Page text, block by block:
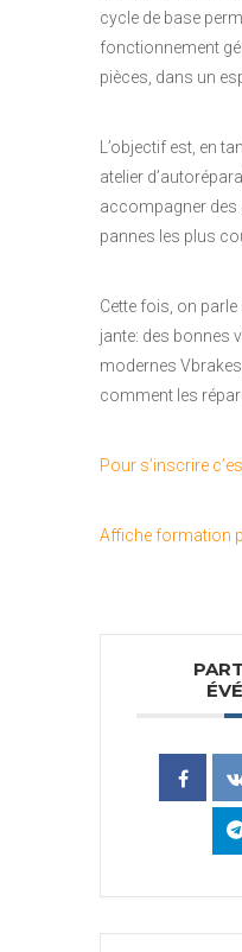
cycle de base
fonctionnement
pièces, dans un
L’objectif est, en
atelier
accompagner des
pannes les plus
Cette fois, on
jante: des bonnes
modernes
comment les
Pour s’inscrire
Affiche formation